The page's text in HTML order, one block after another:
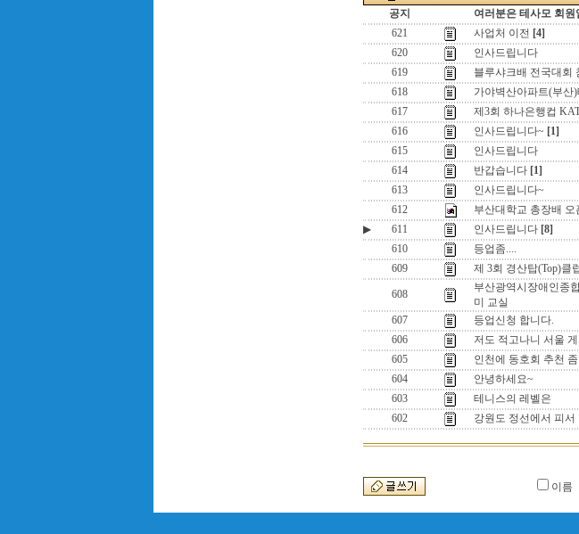
공지 여러분은 테사모 회원
621
사업처 이전 [4]
620
인사드립니다
619
블루샤크배 전국대회
618
가야벽산아파트(부산
617
제3회 하나은행컵
616
인사드립니다~ [1]
615
인사드립니다
614
반갑습니다 [1]
613
인사드립니다~
612
부산대학교 총장배
▶
611 인사드립니다 [8]
610
등업좀....
609
제 3회 경산탑(Top)클
608
부산광역시장애인종
미 교실
607 등업신청 합니다.
606
저도 적고나니 서울
605
인천에 동호회 추천
604
안녕하세요~
603
테니스의 레벨은
602
강원도 정선에서 피서
이름